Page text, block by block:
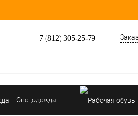
+7 (812) 305-25-79
Спецодежда